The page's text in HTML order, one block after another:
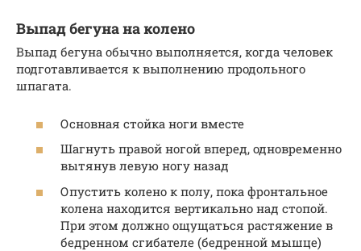
Выпад бегуна на колено
Выпад бегуна обычно выполняется, когда человек
подготавливается к выполнению продольного
шпагата.
Основная стойка ноги вместе
Шагнуть правой ногой вперед, одновременно
вытянув левую ногу назад
Опустить колено к полу, пока фронтальное
колена находится вертикально над стопой.
При этом должно ощущаться растяжение в
бедренном сгибателе (бедренной мышце)